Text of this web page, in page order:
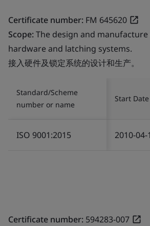
Certificate number: FM 645620
Scope:The design and manufacture
hardware and latching systems.
接入硬件及锁定系统的设计和生产。
Standard/Scheme
number or name
Start Date
ISO 9001:2015 2010-04-
Certificate number: 594283-007